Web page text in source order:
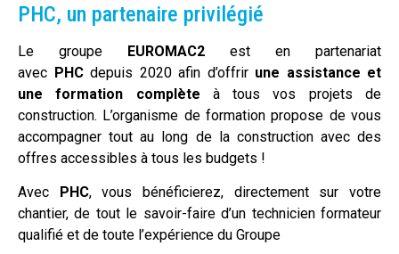
PHC, un partenaire privilégié​
Le groupe EUROMAC2 est en partenariat
avec PHC depuis 2020 afin d’offrir une assistance et
une formation complète à tous vos projets de
construction. L’organisme de formation propose de vous
accompagner tout au long de la construction avec des
offres accessibles à tous les budgets !
Avec PHC, vous bénéficierez, directement sur votre
chantier, de tout le savoir-faire d’un technicien formateur
qualifié et de toute l’expérience du Groupe